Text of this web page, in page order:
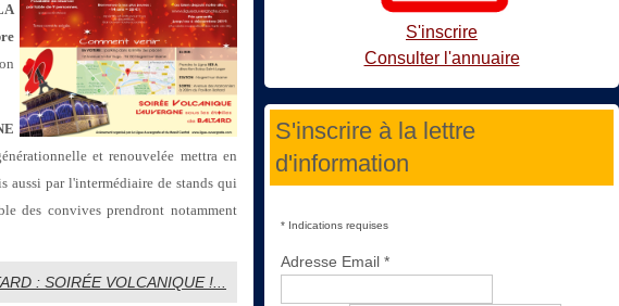
et renouvelée mettra en
aussi par l'intermédiaire de stands qui
des convives prendront notamment
: SOIRÉE VOLCANIQUE !...
S'inscrire
Consulter l'annuaire
S'inscrire à la lettre
d'information
* Indications requises
Adresse Email *